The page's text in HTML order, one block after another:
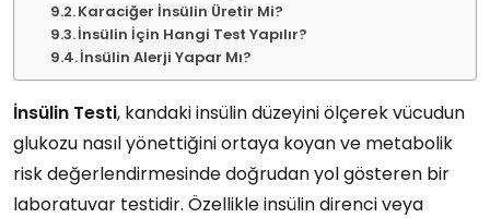
Karaciğer İnsülin Üretir Mi?
İnsülin İçin Hangi Test Yapılır?
İnsülin Alerji Yapar Mı?
İnsülin Testi, kandaki insülin düzeyini ölçerek vücudun
glukozu nasıl yönettiğini ortaya koyan ve metabolik
risk değerlendirmesinde doğrudan yol gösteren bir
laboratuvar testidir. Özellikle insülin direnci veya